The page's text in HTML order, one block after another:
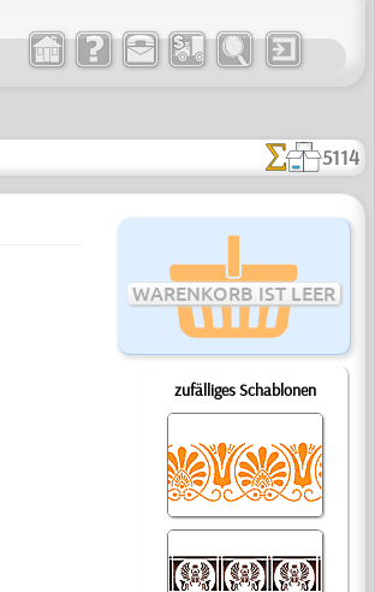
5114
WARENKORB IST LEER
zufälliges Schablonen